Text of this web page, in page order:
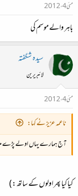
مئی 4، 2012
باہر والے موسم کی
سیدہ شگفتہ
لائبریرین
مئی 4، 2012
ناعمہ عزیز نے کہا:
آج ہمارے یہاں اولے پڑے
کیا کیا پھر اولوں کے ساتھ : )